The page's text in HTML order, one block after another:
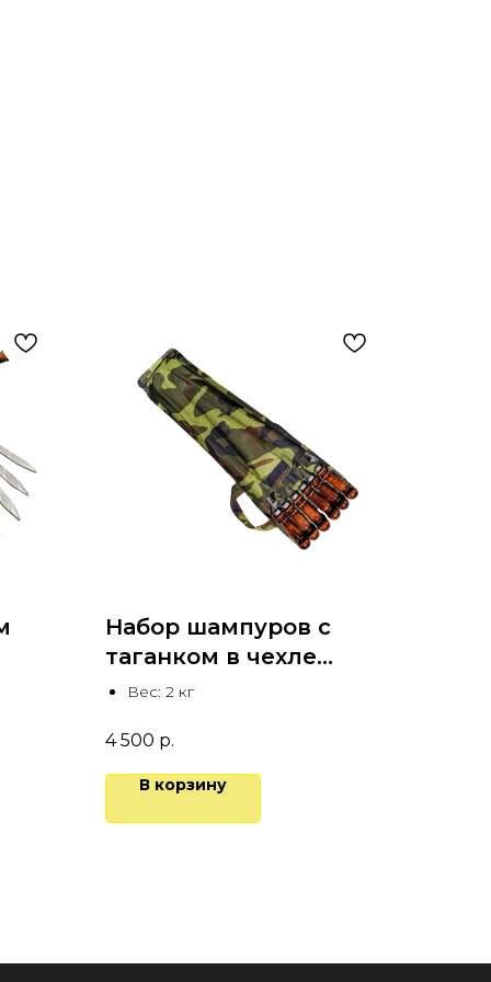
Набор шампуров с
таганком в чехле
40х1,2 см
Вес: 2 кг
4 500 р.
В корзину